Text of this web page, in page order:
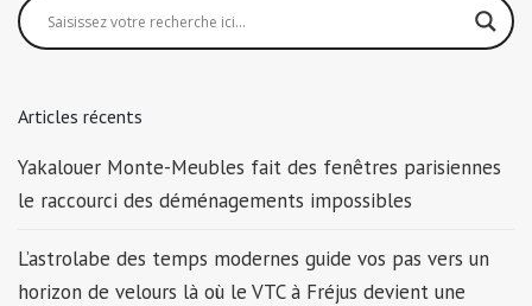
Articles récents
Yakalouer Monte-Meubles fait des fenêtres parisiennes
le raccourci des déménagements impossibles
L’astrolabe des temps modernes guide vos pas vers un
horizon de velours là où le VTC à Fréjus devient une